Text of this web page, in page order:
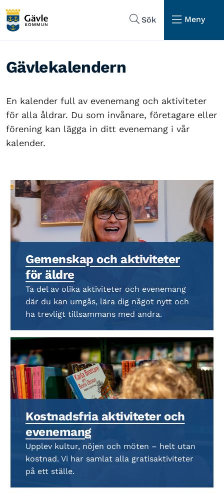
Sök
Meny
Gävlekalendern
En kalender full av evenemang och aktiviteter
för alla åldrar. Du som invånare, företagare eller
förening kan lägga in ditt evenemang i vår
kalender.
Gemenskap och aktiviteter
för äldre
Ta del av olika aktiviteter och evenemang
där du kan umgås, lära dig något nytt och
ha trevligt tillsammans med andra.
Kostnadsfria aktiviteter och
evenemang
Upplev kultur, nöjen och möten – helt utan
kostnad. Vi har samlat alla gratisaktiviteter
på ett ställe.